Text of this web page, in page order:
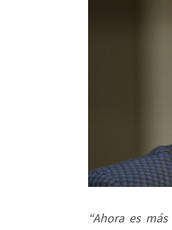
“Ahora es